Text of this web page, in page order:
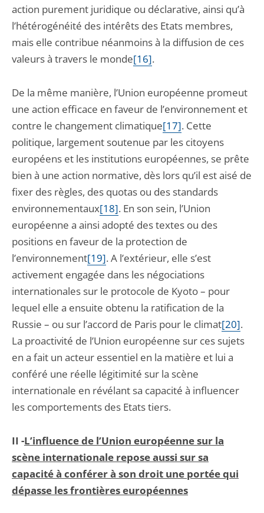
action purement juridique ou déclarative, ainsi qu’à
l’hétérogénéité des intérêts des Etats membres,
mais elle contribue néanmoins à la diffusion de ces
valeurs à travers le monde[16].
De la même manière, l’Union européenne promeut
une action efficace en faveur de l’environnement et
contre le changement climatique[17]. Cette
politique, largement soutenue par les citoyens
européens et les institutions européennes, se prête
bien à une action normative, dès lors qu’il est aisé de
fixer des règles, des quotas ou des standards
environnementaux[18]. En son sein, l’Union
européenne a ainsi adopté des textes ou des
positions en faveur de la protection de
l’environnement[19]. A l’extérieur, elle s’est
activement engagée dans les négociations
internationales sur le protocole de Kyoto – pour
lequel elle a ensuite obtenu la ratification de la
Russie – ou sur l’accord de Paris pour le climat[20].
La proactivité de l’Union européenne sur ces sujets
en a fait un acteur essentiel en la matière et lui a
conféré une réelle légitimité sur la scène
internationale en révélant sa capacité à influencer
les comportements des Etats tiers.
II -L’influence de l’Union européenne sur la
scène internationale repose aussi sur sa
capacité à conférer à son droit une portée qui
dépasse les frontières européennes